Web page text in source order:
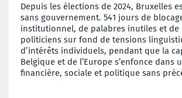
Depuis les élections de 2024, Bruxelles
sans gouvernement. 541 jours de
institutionnel, de palabres inutiles et de
politiciens sur fond de tensions
d’intérêts individuels, pendant que la
Belgique et de l’Europe s’enfonce dans
financière, sociale et politique sans